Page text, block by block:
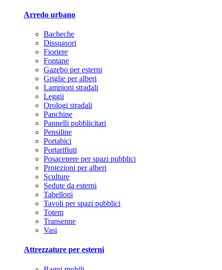
Arredo urbano
Bacheche
Dissuasori
Fioriere
Fontane
Gazebo per esterni
Griglie per alberi
Lampioni stradali
Leggii
Orologi stradali
Panchine
Pannelli pubblicitari
Pensiline
Portabici
Portarifiuti
Posacenere per spazi pubblici
Protezioni per alberi
Sculture
Sedute da esterni
Tabelloni
Tavoli per spazi pubblici
Totem
Transenne
Vasi
Attrezzature per esterni